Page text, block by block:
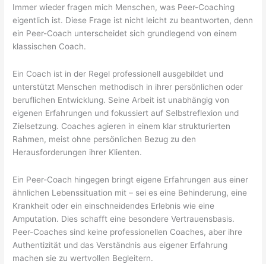
Immer wieder fragen mich Menschen, was Peer-Coaching
eigentlich ist. Diese Frage ist nicht leicht zu beantworten, denn
ein Peer-Coach unterscheidet sich grundlegend von einem
klassischen Coach.
Ein Coach ist in der Regel professionell ausgebildet und
unterstützt Menschen methodisch in ihrer persönlichen oder
beruflichen Entwicklung. Seine Arbeit ist unabhängig von
eigenen Erfahrungen und fokussiert auf Selbstreflexion und
Zielsetzung. Coaches agieren in einem klar strukturierten
Rahmen, meist ohne persönlichen Bezug zu den
Herausforderungen ihrer Klienten.
Ein Peer-Coach hingegen bringt eigene Erfahrungen aus einer
ähnlichen Lebenssituation mit – sei es eine Behinderung, eine
Krankheit oder ein einschneidendes Erlebnis wie eine
Amputation. Dies schafft eine besondere Vertrauensbasis.
Peer-Coaches sind keine professionellen Coaches, aber ihre
Authentizität und das Verständnis aus eigener Erfahrung
machen sie zu wertvollen Begleitern.